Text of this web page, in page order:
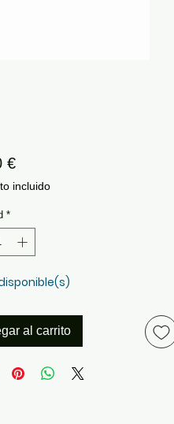
€Precio
incluido
*
al carrito